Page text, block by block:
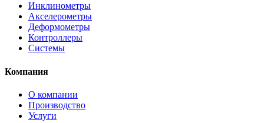
Инклинометры
Акселерометры
Деформометры
Контроллеры
Системы
Компания
О компании
Производство
Услуги